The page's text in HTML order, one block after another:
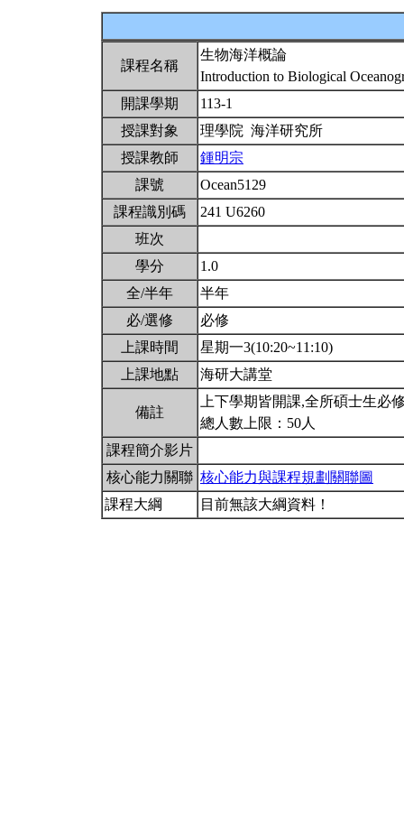
課程名稱
生物海洋概論
Introduction to Biological
開課學期
113-1
授課對象
理學院 海洋研究所
授課教師
鍾明宗
課號
Ocean5129
課程識別碼
241 U6260
班次
學分
1.0
全/半年
半年
必/選修
必修
上課時間
星期一3(10:20~11:10)
上課地點
海研大講堂
備註
上下學期皆開課,全所碩士生必
總人數上限：50人
課程簡介影片
核心能力關聯 核心能力與課程規劃關聯圖
課程大綱
目前無該大綱資料！